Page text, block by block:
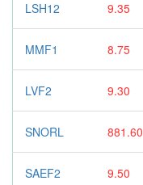
LSH12 9.35
MMF1 8.75
LVF2 9.30
SNORL 881.60
SAEF2 9.50